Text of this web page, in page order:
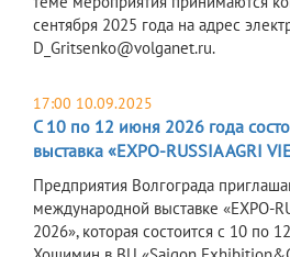
сентября 2025 года на адрес
D_Gritsenko@volganet.ru.
17:00 10.09.2025
С 10 по 12 июня 2026 года
выставка «EXPO-RUSSIA AGRI
Предприятия Волгограда
международной выставке «EXPO-
2026», которая состоится с 10 по